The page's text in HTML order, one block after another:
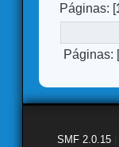
Páginas: [
Páginas: [
SMF 2.0.15